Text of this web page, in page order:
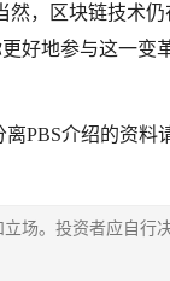
然，区块链技术仍
好地参与这一变
PBS介绍的资料
场。投资者应自行